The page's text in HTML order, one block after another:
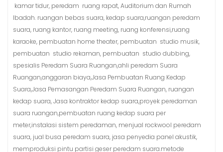
kamar tidur, peredam ruang rapat, Auditorium dan Rumah
Ibadah. ruangan bebas suara, kedap suara,ruangan peredam
suara, ruang kantor, ruang meeting, ruang konferensi,ruang
karaoke, pembuatan home theater, pembuatan studio musik,
pembuatan studio rekaman, pembuatan studio dubbing,
spesialis Peredam Suara Ruangan,ahli peredam Suara
Ruangan,anggaran biaya,Jasa Pembuatan Ruang Kedap
Suara,Jasa Pemasangan Peredam Suara Ruangan, ruangan
kedap suara, Jasa kontraktor kedap suara,proyek peredaman
suara ruangan,pembuatan ruang kedap suara per
meter,instalasi sistem peredaman, menjual rockwool peredam
suara, jual busa peredam suara, jasa penyedia panel akustik,
memproduksi pintu partisi geser peredam suara.metode